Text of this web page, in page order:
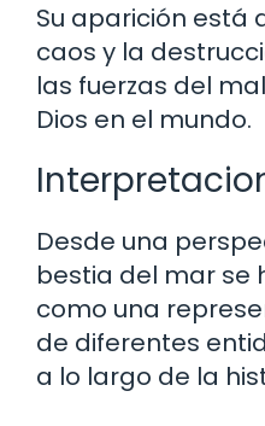
Su aparición está
caos y la
las fuerzas del
Dios en el mundo.
Desde una
bestia del mar se
como una
de diferentes
a lo largo de la